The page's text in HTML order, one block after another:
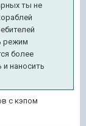
ты не
режим
более
наносить
с кэпом